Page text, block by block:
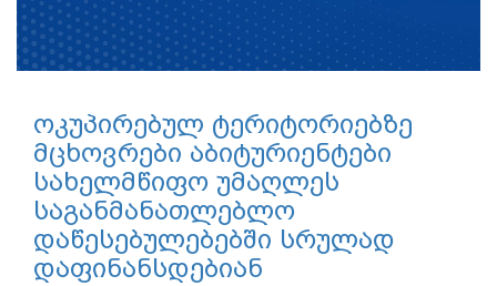
ოკუპირებულ ტერიტორიებზე
მცხოვრები აბიტურიენტები
სახელმწიფო უმაღლეს
საგანმანათლებლო
დაწესებულებებში სრულად
დაფინანსდებიან